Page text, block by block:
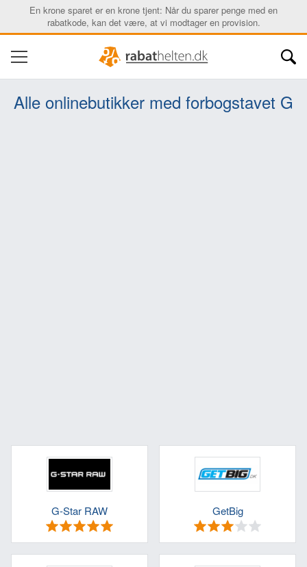
En krone sparet er en krone tjent: Når du sparer penge med en
rabatkode, kan det være, at vi modtager en provision.
Alle onlinebutikker med forbogstavet G
G-Star RAW GetBig